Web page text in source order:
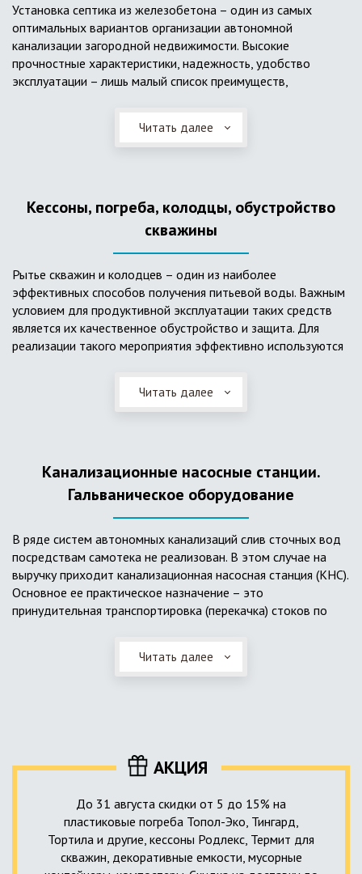
Установка септика из железобетона – один из самых
оптимальных вариантов организации автономной
канализации загородной недвижимости. Высокие
прочностные характеристики, надежность, удобство
эксплуатации – лишь малый список преимуществ,
Он независим от источников электроэнергии, прост в
применении, и стоек к внешним механическим
достоинства обуславливают большую популярность
септика из железобетонных колец.
Читать далее
Кессоны, погреба, колодцы, обустройство
скважины
Рытье скважин и колодцев – один из наиболее
эффективных способов получения питьевой воды. Важным
условием для продуктивной эксплуатации таких средств
является их качественное обустройство и защита. Для
реализации такого мероприятия эффективно используются
Главное и неоспоримое преимущество кессонов – это
возможность эксплуатации в условиях пониженных
подвержены промерзанию. Оптимальный вариант
установки железобетонных кессонов – это заниженный
уровень грунтовых вод (УГВ) на участке, а кессон,
выполненный из пластика, может служить на территории с
высоким УГВ.
Очищенная вода без перебоев – незабвенная мечта
каждого владельца загородного дома. Чтобы выполнить
установку кессонов, погребов и колодцев, вам непременно
следует воспользоваться услугами специалистов нашей
компании. Мы максимально оперативно и качественно
проведем весь комплекс изыскательских мероприятий,
выполним необходимые расчеты и проектирование,
Читать далее
Канализационные насосные станции.
Гальваническое оборудование
В ряде систем автономных канализаций слив сточных вод
посредствам самотека не реализован. В этом случае на
выручку приходит канализационная насосная станция (КНС).
Основное ее практическое назначение – это
принудительная транспортировка (перекачка) стоков по
Такая станция может позиционироваться как в подвальном
помещении дома, так и функционировать в условиях
от исполнения.
Читать далее
АКЦИЯ
До 31 августа скидки от 5 до 15% на
пластиковые погреба Топол-Эко, Тингард,
Тортила и другие, кессоны Родлекс, Термит для
скважин, декоративные емкости, мусорные